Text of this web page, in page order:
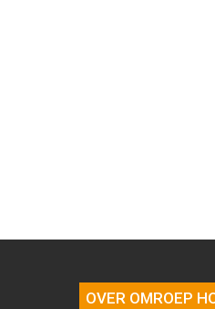
OVER OMROEP